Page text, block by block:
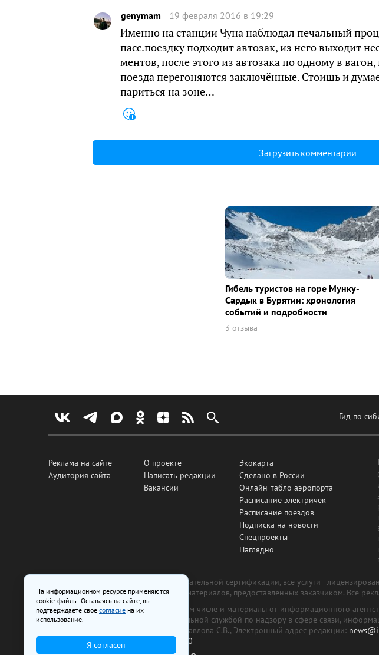
genymam 19 февраля 2016 в 19:29
Именно на станции Чуна наблюдал печальный
пасс.поездку подходит автозак, из него выходит
ментов, после этого из автозака по одному в
поезда перегоняются заключённые. Стоишь и
париться на зоне…
Загрузить комментарии
Гибель туристов на горе Мунку-
Сардык в Бурятии: хронология
событий и подробности
3 отзыва
Гид по
Реклама на сайте
Аудитория сайта
О проекте
Написать редакции
Вакансии
Экокарта
Сделано в России
Онлайн-табло аэропорта
Расписание электричек
Расписание поездов
Подписка на новости
Спецпроекты
Наглядно
Все рекламные товары подлежат обязательной сертификации, все услуги -
изготовлена и размещена на основе материалов, предоставленных заказчиком. Все
На сайте www.irk.ru размещаются в том числе и материалы от информационного
от 29 октября 2018 г., выдан Федеральной службой по надзору в сфере связи,
ООО «Ирк.ру». Главный редактор — Павлова С.В., Электронный адрес редакции:
Телефон редакции:
+7 (3952) 48-88-50
На информационном ресурсе применяются
cookie-файлы. Оставаясь на сайте, вы
подтверждаете свое согласие на их
использование.
Я согласен